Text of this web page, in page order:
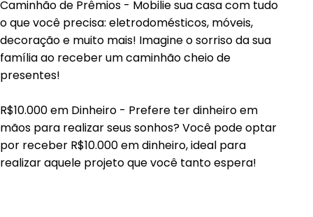
Caminhão de Prêmios - Mobilie sua casa com tudo
o que você precisa: eletrodomésticos, móveis,
decoração e muito mais! Imagine o sorriso da sua
família ao receber um caminhão cheio de
presentes!
R$10.000 em Dinheiro - Prefere ter dinheiro em
mãos para realizar seus sonhos? Você pode optar
por receber R$10.000 em dinheiro, ideal para
realizar aquele projeto que você tanto espera!